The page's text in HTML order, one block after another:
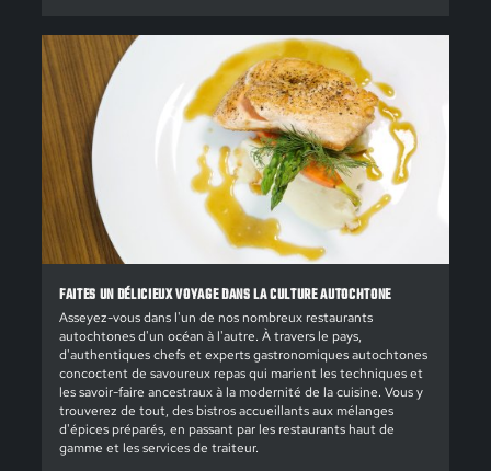
FAITES UN DÉLICIEUX VOYAGE DANS LA CULTURE AUTOCHTONE
Asseyez-vous dans l'un de nos nombreux restaurants
autochtones d'un océan à l'autre. À travers le pays,
d'authentiques chefs et experts gastronomiques autochtones
concoctent de savoureux repas qui marient les techniques et
les savoir-faire ancestraux à la modernité de la cuisine. Vous y
trouverez de tout, des bistros accueillants aux mélanges
d'épices préparés, en passant par les restaurants haut de
gamme et les services de traiteur.